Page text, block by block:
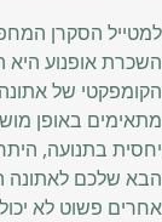
למטייל הסקרן
השכרת אופנוע היא
הקומפקטי של
מתאימים באופן
יחסית בתנועה,
הבא שלכם לאתונה
אחרים פשוט לא